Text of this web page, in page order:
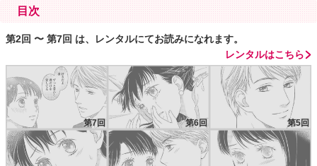
目次
第2回 〜 第7回 は、レンタルにてお読みになれます。
レンタルはこちら
第7回 第6回 第5回